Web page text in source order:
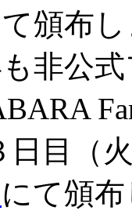
頒布し
非公
日目（
にて頒